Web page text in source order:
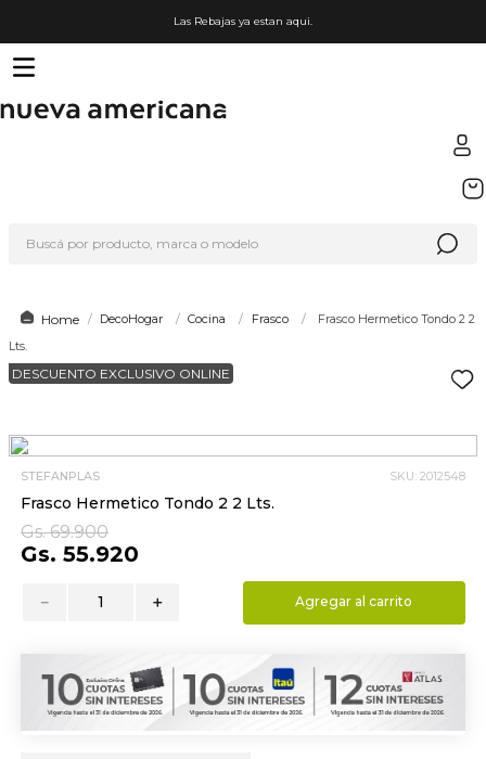
Las Rebajas ya estan aqui.
DecoHogar Cocina Frasco
Frasco Hermetico Tondo 2 2
Lts.
DESCUENTO EXCLUSIVO ONLINE
STEFANPLAS SKU: 2012548
Frasco Hermetico Tondo 2 2 Lts.
Gs. 69.900
Gs. 55.920
＋
－ Agregar al carrito
2.
nike
4.
lego
5
7.
hot wheels
8.
hydrate
9.
toalla
10. almohada